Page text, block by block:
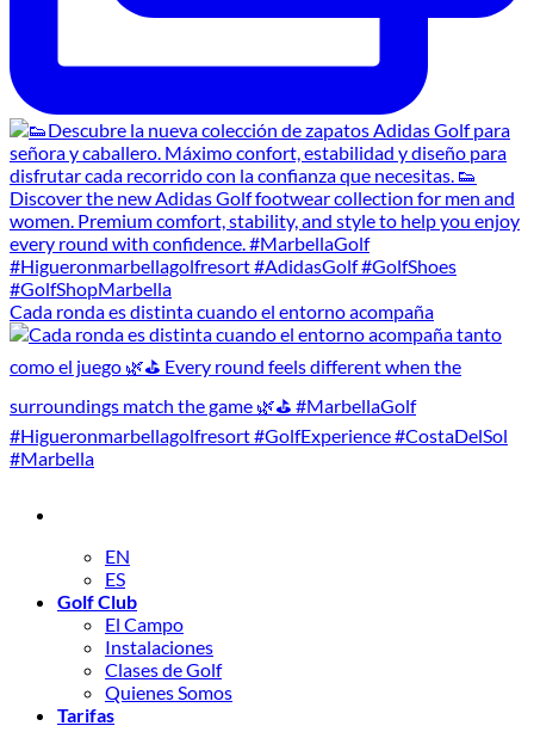
Cada ronda es distinta cuando el entorno acompaña
EN
ES
Golf Club
El Campo
Instalaciones
Clases de Golf
Quienes Somos
Tarifas